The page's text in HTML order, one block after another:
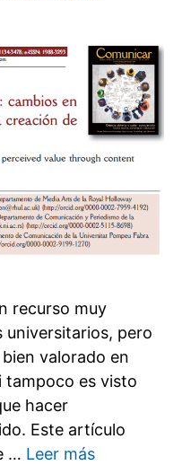
recurso muy
universitarios, pero
valorado en
tampoco es visto
hacer
Este artículo
… Leer más